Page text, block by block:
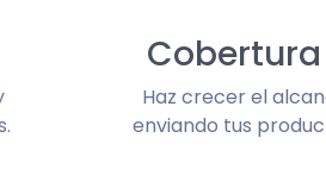
Haz crecer el
enviando tus